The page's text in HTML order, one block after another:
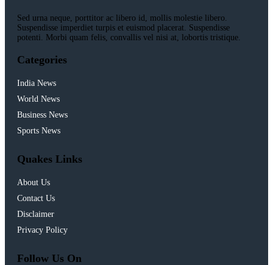
Sed urna neque, porttitor ac libero id, mollis molestie libero.
Suspendisse imperdiet turpis et euismod placerat. Suspendisse
potenti. Morbi quam felis, convallis vel nisi at, lobortis tristique.
Categories
India News
World News
Business News
Sports News
Quakes Links
About Us
Contact Us
Disclaimer
Privacy Policy
Follow Us On